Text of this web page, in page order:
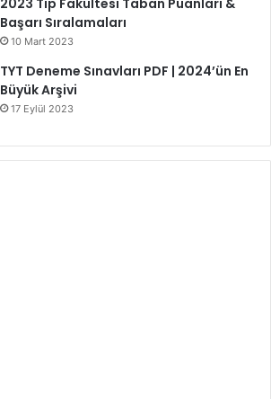
Başarı Sıralamaları
10 Mart 2023
TYT Deneme Sınavları PDF | 2024’ün En
Büyük Arşivi
17 Eylül 2023